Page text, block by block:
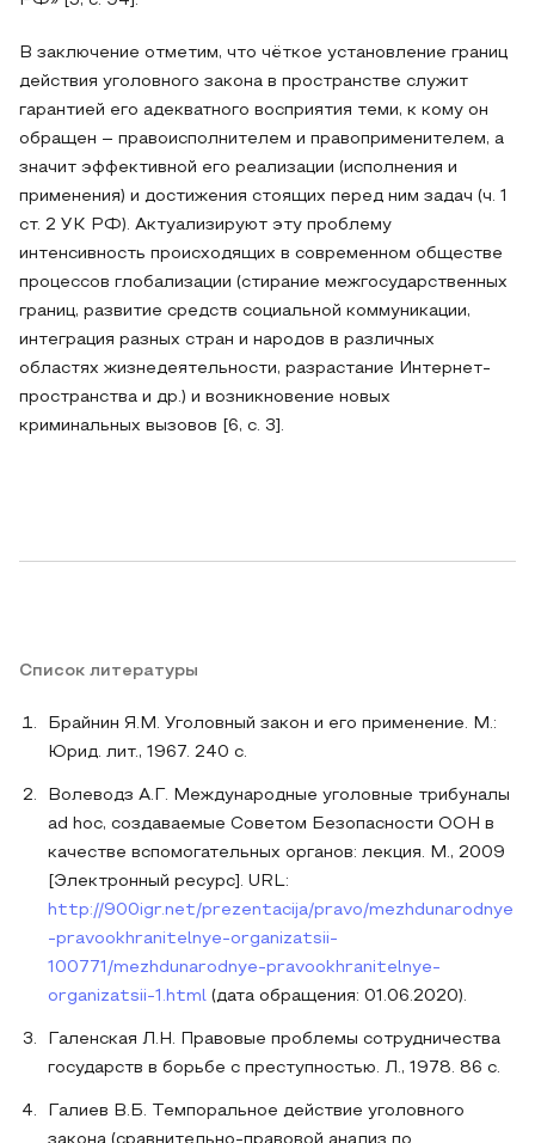
В заключение отметим, что чёткое установление границ
действия уголовного закона в пространстве служит
гарантией его адекватного восприятия теми, к кому он
обращен – правоисполнителем и правоприменителем, а
значит эффективной его реализации (исполнения и
применения) и достижения стоящих перед ним задач (ч. 1
ст. 2 УК РФ). Актуализируют эту проблему
интенсивность происходящих в современном обществе
процессов глобализации (стирание межгосударственных
границ, развитие средств социальной коммуникации,
интеграция разных стран и народов в различных
областях жизнедеятельности, разрастание Интернет-
пространства и др.) и возникновение новых
криминальных вызовов [6, с. 3].
Список литературы
Брайнин Я.М. Уголовный закон и его применение. М.:
Юрид. лит., 1967. 240 с.
Волеводз А.Г. Международные уголовные трибуналы
ad hoc, создаваемые Советом Безопасности ООН в
качестве вспомогательных органов: лекция. М., 2009
[Электронный ресурс]. URL:
http://900igr.net/prezentacija/pravo/mezhdunarodnye
-pravookhranitelnye-organizatsii-
100771/mezhdunarodnye-pravookhranitelnye-
organizatsii-1.html (дата обращения: 01.06.2020).
Галенская Л.Н. Правовые проблемы сотрудничества
государств в борьбе с преступностью. Л., 1978. 86 с.
Галиев В.Б. Темпоральное действие уголовного